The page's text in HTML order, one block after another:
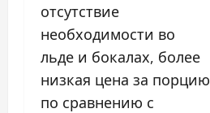
отсутствие
необходимости во
льде и бокалах, более
низкая цена за порцию
по сравнению с